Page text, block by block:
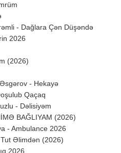
- Dağlara Çən Düşəndə
2026
(2026)
- Hekayə
Qaçaq
- Dəlisiyəm
BAĞLIYAM (2026)
- Ambulance 2026
Əlimdən (2026)
2026